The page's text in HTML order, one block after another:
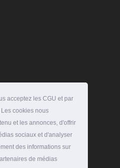
acceptez les CGU et par
cookies nous
et les annonces, d'offrir
sociaux et d'analyser
des informations sur
de médias